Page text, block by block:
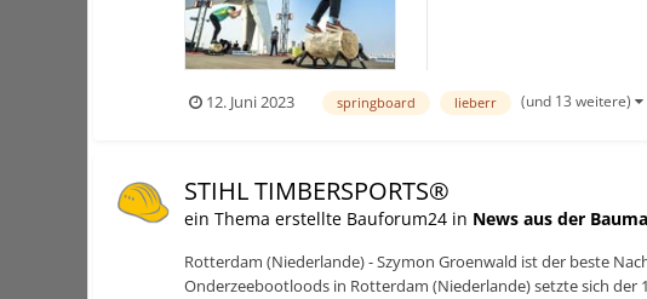
12. Juni 2023 springboard lieberr (und 13 weitere)
STIHL TIMBERSPORTS®
ein Thema erstellte Bauforum24 in News aus der
Rotterdam (Niederlande) - Szymon Groenwald ist der beste
Onderzeebootloods in Rotterdam (Niederlande) setzte sich der